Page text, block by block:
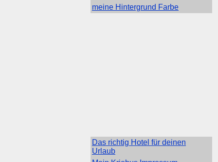
meine Hintergrund Farbe
Das richtig Hotel für deinen
Urlaub